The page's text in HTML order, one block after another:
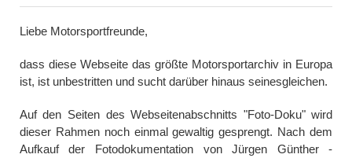
Liebe Motorsportfreunde,
dass diese Webseite das größte Motorsportarchiv in Europa
ist, ist unbestritten und sucht darüber hinaus seinesgleichen.
Auf den Seiten des Webseitenabschnitts "Foto-Doku" wird
dieser Rahmen noch einmal gewaltig gesprengt. Nach dem
Aufkauf der Fotodokumentation von Jürgen Günther -